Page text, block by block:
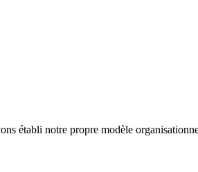
établi notre propre modèle